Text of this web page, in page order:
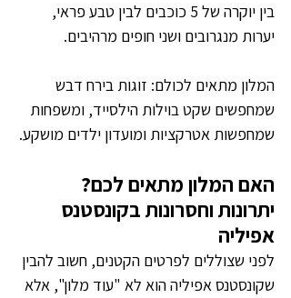
בין יוקרה של 5 כוכבים לבין טבע פראי,
יערות מנגרובים ושני חופים מרהיבים.
המלון מתאים לכולם: זוגות בירח דבש
שמחפשים שקט בוילות הילסייד, ומשפחות
שמחפשות אטרקציות ומועדון ילדים מושקע.
האם המלון מתאים לכם?
יתרונות וחסרונות בקונסטנס
אפיליה
לפני שצוללים לפרטים הקטנים, חשוב להבין
שקונסטנס אפיליה הוא לא "עוד מלון", אלא